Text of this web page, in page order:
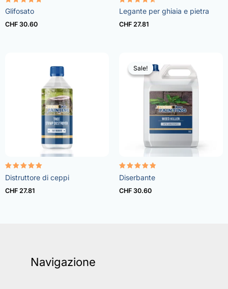
Rated
4.96
out of 5
Glifosato
CHF 30.60
Rated
4.57
out of 5
Legante per ghiaia e pietra
CHF 27.81
Rated
5.00
out of 5
Distruttore di ceppi
CHF 27.81
Sale!
Sale!
Rated
4.73
out of 5
Diserbante
CHF 30.60
Navigazione